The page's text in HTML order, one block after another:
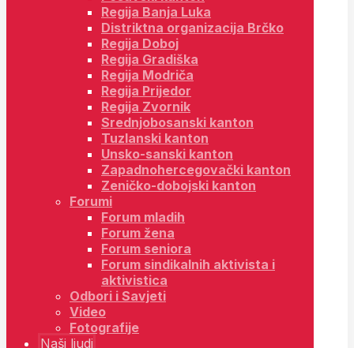
Regija Banja Luka
Distriktna organizacija Brčko
Regija Doboj
Regija Gradiška
Regija Modriča
Regija Prijedor
Regija Zvornik
Srednjobosanski kanton
Tuzlanski kanton
Unsko-sanski kanton
Zapadnohercegovački kanton
Zeničko-dobojski kanton
Forumi
Forum mladih
Forum žena
Forum seniora
Forum sindikalnih aktivista i
aktivistica
Odbori i Savjeti
Video
Fotografije
Naši ljudi